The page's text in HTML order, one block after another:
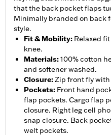
that the back pocket flaps
Minimally branded on back
style.
Fit & Mobility: Relaxed
knee.
Materials:100% cotton
and softener washed.
Closure:Zip front fly
Pockets: Front hand
flap pockets. Cargo flap
closure. Right leg cell
snap closure. Back
welt pockets.